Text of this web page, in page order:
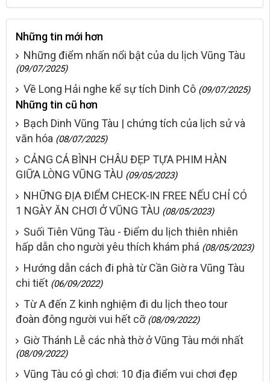
Những tin mới hơn
Những điểm nhấn nổi bật của du lịch Vũng Tàu
(09/07/2025)
Về Long Hải nghe kể sự tích Dinh Cô (09/07/2025)
Những tin cũ hơn
Bạch Dinh Vũng Tàu | chứng tích của lịch sử và
văn hóa (08/07/2025)
CẢNG CÁ BÌNH CHÂU ĐẸP TỰA PHIM HÀN
GIỮA LÒNG VŨNG TÀU (09/05/2023)
NHỮNG ĐỊA ĐIỂM CHECK-IN FREE NẾU CHỈ CÓ
1 NGÀY ĂN CHƠI Ở VŨNG TÀU (08/05/2023)
Suối Tiên Vũng Tàu - Điểm du lịch thiên nhiên
hấp dẫn cho người yêu thích khám phá (08/05/2023)
Hướng dẫn cách đi phà từ Cần Giờ ra Vũng Tàu
chi tiết (06/09/2022)
Từ A đến Z kinh nghiệm đi du lịch theo tour
đoàn đông người vui hết cỡ (08/09/2022)
Giờ Thánh Lễ các nhà thờ ở Vũng Tàu mới nhất
(08/09/2022)
Vũng Tàu có gì chơi: 10 địa điểm vui chơi đẹp